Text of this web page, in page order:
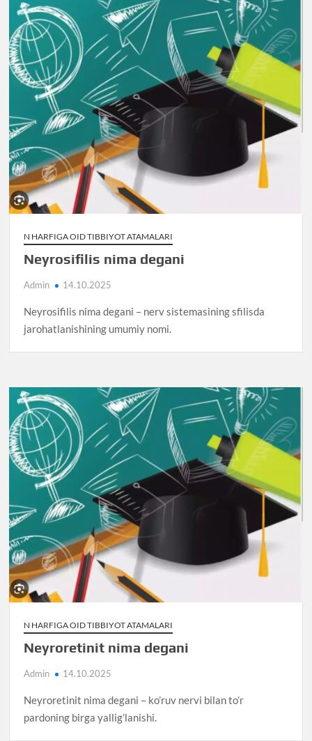
N HARFIGA OID TIBBIYOT ATAMALARI
Neyrosifilis nima degani
Admin 14.10.2025
Neyrosifilis nima degani – nerv sistemasining sfilisda
jarohatlanishining umumiy nomi.
N HARFIGA OID TIBBIYOT ATAMALARI
Neyroretinit nima degani
Admin 14.10.2025
Neyroretinit nima degani – ko’ruv nervi bilan to’r
pardoning birga yallig’lanishi.